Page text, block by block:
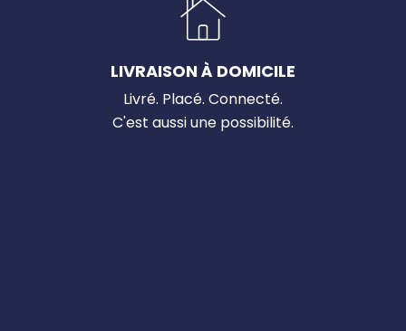
LIVRAISON À DOMICILE
Livré. Placé. Connecté.
C'est aussi une possibilité.